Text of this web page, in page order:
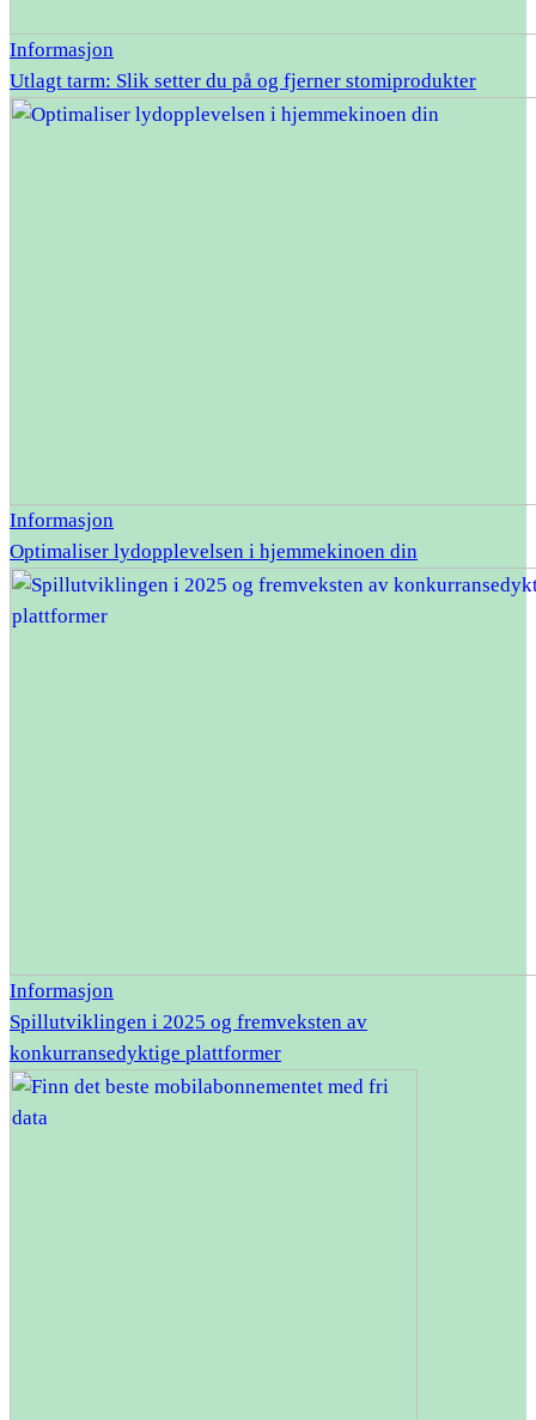
Informasjon
Utlagt tarm: Slik setter du på og fjerner stomiprodukter
Informasjon
Optimaliser lydopplevelsen i hjemmekinoen din
Informasjon
Spillutviklingen i 2025 og fremveksten av
konkurransedyktige plattformer